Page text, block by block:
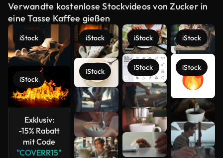
Verwandte kostenlose Stockvideos von Zucker in
eine Tasse Kaffee gießen
iStock
iStock
Exklusiv:
-15% Rabatt
mit Code
"COVERR15"
iStock
iStock
iStock
iStock
iStock
iStock
Mehr
anzeigen